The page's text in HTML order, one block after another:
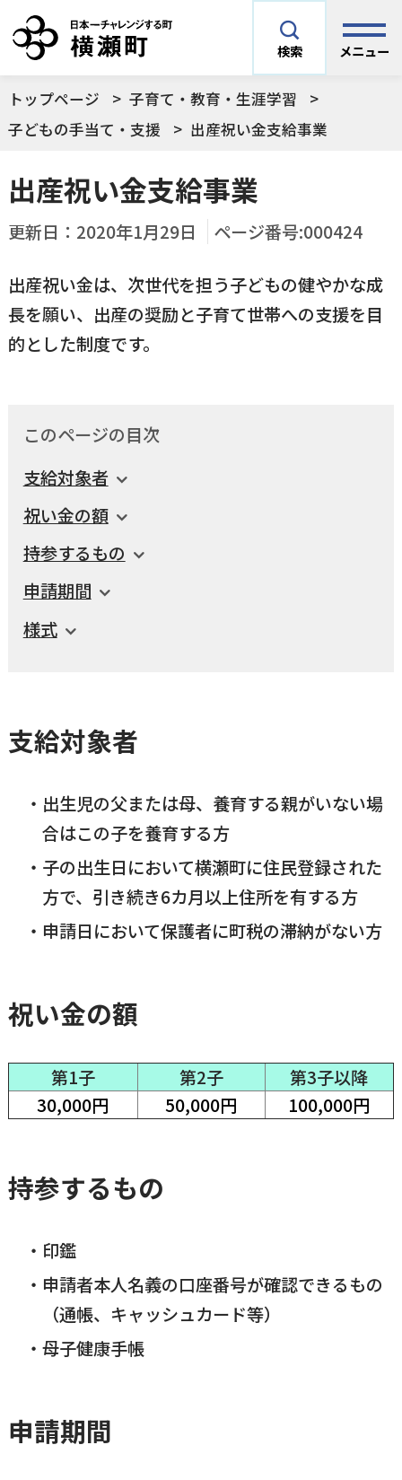
検索 メニュー
サイト内検索
メニューを閉じる
安全安心情報
できごとや場面から探す
結婚・妊娠／出産
育児／子育て
入学／転入学
障がいのある方
おくやみ
手続きから探す
住民票 町税
国民健康保険
各種申請書
よく利用されているコンテンツ
横瀬のふるさと納税
横瀬町の観光
小児科オンライン
手続きガイド
横瀬町（町長） へのご意見等
横瀬町公式note
自治体間連携
暮らし・手続き・
施設・文化
横瀬町のこと
窓口案内 トップページ
メニューを閉じる
トップページ
子育て・教育・生涯学習
子どもの手当て・支援
出産祝い金支給事業
出産祝い金支給事業
更新日： 2020年1月29日 ページ番号:000424
出産祝い金は、次世代を担う子どもの健やかな成
長を願い、出産の奨励と子育て世帯への支援を目
的とした制度です。
このページの目次
支給対象者
祝い金の額
持参するもの
申請期間
様式
支給対象者
出生児の父または母、養育する親がいない場
合はこの子を養育する方
子の出生日において横瀬町に住民登録された
方で、引き続き6カ月以上住所を有する方
申請日において保護者に町税の滞納がない方
祝い金の額
第1子 第2子
第3子以降
30,000円
50,000円 100,000円
持参するもの
印鑑
申請者本人名義の口座番号が確認できるもの
（通帳、キャッシュカード等）
母子健康手帳
申請期間